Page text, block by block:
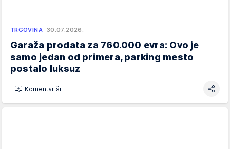
TRGOVINA 30.07.2026.
Garaža prodata za 760.000 evra: Ovo je
samo jedan od primera, parking mesto
postalo luksuz
Komentariši